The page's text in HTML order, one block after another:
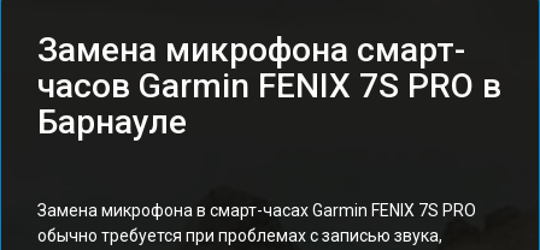
Замена микрофона смарт-
часов Garmin FENIX 7S PRO в
Барнауле
Замена микрофона в смарт-часах Garmin FENIX 7S PRO
обычно требуется при проблемах с записью звука,